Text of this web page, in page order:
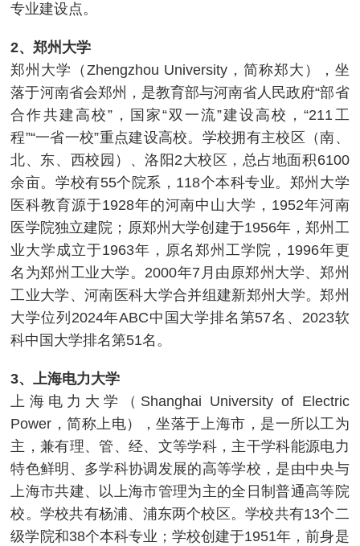
专业建设点。
2、郑州大学
郑州大学（Zhengzhou University，简称郑大），坐
落于河南省会郑州，是教育部与河南省人民政府“部省
合作共建高校”，国家“双一流”建设高校，“211工
程”“一省一校”重点建设高校。学校拥有主校区（南、
北、东、西校园）、洛阳2大校区，总占地面积6100
余亩。学校有55个院系，118个本科专业。郑州大学
医科教育源于1928年的河南中山大学，1952年河南
医学院独立建院；原郑州大学创建于1956年，郑州工
业大学成立于1963年，原名郑州工学院，1996年更
名为郑州工业大学。2000年7月由原郑州大学、郑州
工业大学、河南医科大学合并组建新郑州大学。郑州
大学位列2024年ABC中国大学排名第57名、2023软
科中国大学排名第51名。
3、上海电力大学
上海电力大学（Shanghai University of Electric
Power，简称上电），坐落于上海市，是一所以工为
主，兼有理、管、经、文等学科，主干学科能源电力
特色鲜明、多学科协调发展的高等学校，是由中央与
上海市共建、以上海市管理为主的全日制普通高等院
校。学校共有杨浦、浦东两个校区。学校共有13个二
级学院和38个本科专业；学校创建于1951年，前身是